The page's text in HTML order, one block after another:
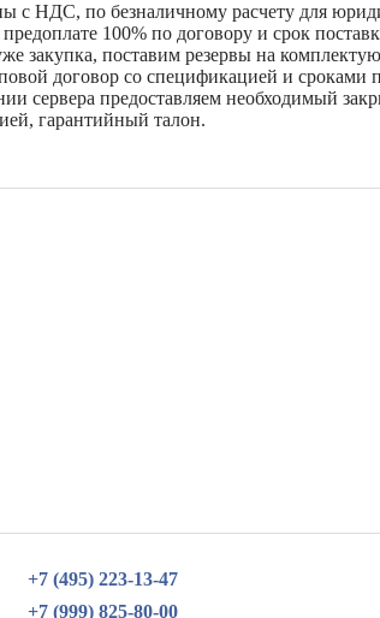
с НДС, по безналичному расчету для
100% по договору и срок
закупка, поставим резервы на
договор со спецификацией и
сервера предоставляем необходимый
гарантийный талон.
+7 (495) 223-13-47
+7 (999) 825-80-00